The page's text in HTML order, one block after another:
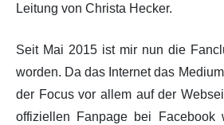
Leitung von Christa Hecker.
Seit Mai 2015 ist mir nun die
worden. Da das Internet das
der Focus vor allem auf der
offiziellen Fanpage bei Facebook